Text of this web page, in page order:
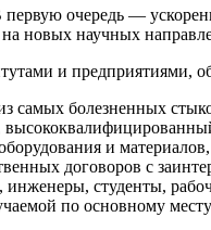
очередь —
новых научных
и предприятиями,
самых болезненных
и
договоров с
студенты,
по основному